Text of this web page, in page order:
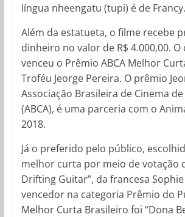
língua nheengatu (tupi) é de Francy.
Além da estatueta, o filme recebe
dinheiro no valor de R$ 4.000,00.
venceu o Prêmio ABCA Melhor
Troféu Jeorge Pereira. O prêmio
Associação Brasileira de Cinema
(ABCA), é uma parceria com o
2018.
Já o preferido pelo público,
melhor curta por meio de votação
Drifting Guitar”, da francesa Sophie
vencedor na categoria Prêmio do
Melhor Curta Brasileiro foi “Dona